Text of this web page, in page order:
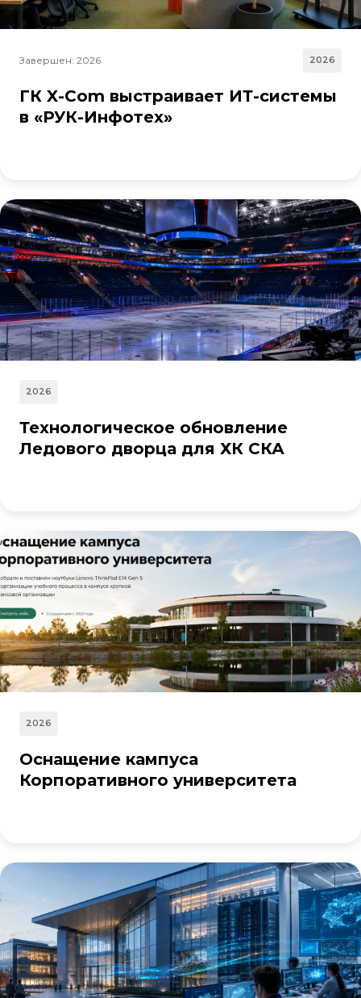
Завершен: 2026 2026
ГК X-Com выстраивает ИТ-системы
в «РУК-Инфотех»
2026
Технологическое обновление
Ледового дворца для ХК СКА
2026
Оснащение кампуса
Корпоративного университета